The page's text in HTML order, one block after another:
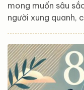
mong muốn sâu
người xung quanh,
tim đầy yêu
tạo dựng một
nhân đều cảm
cùng chúng tôi